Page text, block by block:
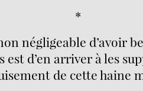
*
négligeable d’avoir
est d’en arriver à les
de cette haine